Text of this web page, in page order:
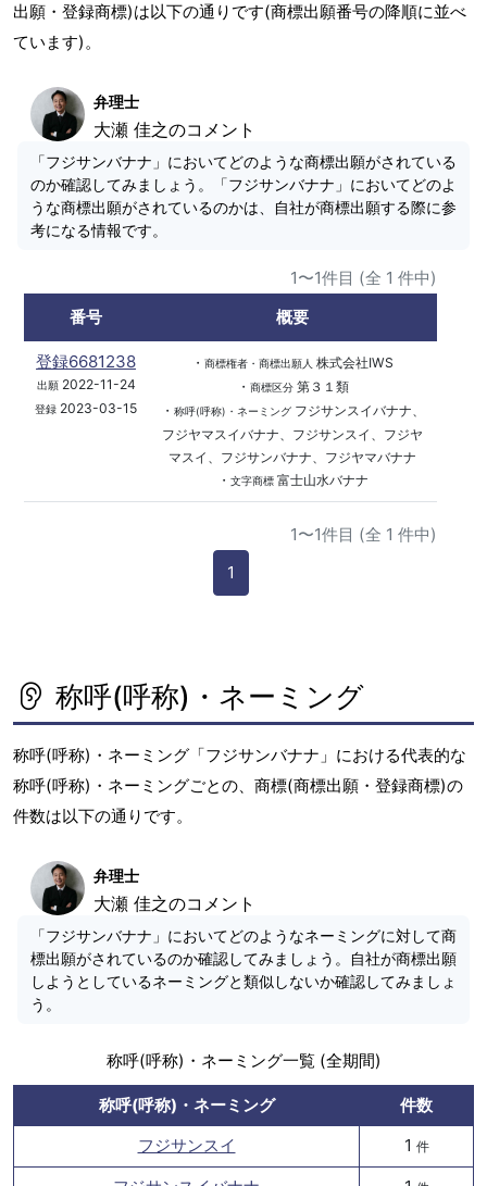
出願・登録商標)は以下の通りです(商標出願番号の降順に並べ
ています)。
弁理士
大瀬 佳之のコメント
「フジサンバナナ」においてどのような商標出願がされている
のか確認してみましょう。「フジサンバナナ」においてどのよ
うな商標出願がされているのかは、自社が商標出願する際に参
考になる情報です。
1〜1件目 (全 1 件中)
番号
概要
登録6681238
出願2022-11-24
登録 2023-03-15
・ 商標権者・商標出願人 株式会社IWS
・ 商標区分第３１類
・ 称呼(呼称)・ネーミングフジサンスイバナナ、
フジヤマスイバナナ、フジサンスイ、フジヤ
マスイ、フジサンバナナ、フジヤマバナナ
・ 文字商標富士山水バナナ
1〜1件目 (全 1 件中)
1
称呼(呼称)・ネーミング
称呼(呼称)・ネーミング「フジサンバナナ」における代表的な
称呼(呼称)・ネーミングごとの、商標(商標出願・登録商標)の
件数は以下の通りです。
弁理士
大瀬 佳之のコメント
「フジサンバナナ」においてどのようなネーミングに対して商
標出願がされているのか確認してみましょう。自社が商標出願
しようとしているネーミングと類似しないか確認してみましょ
う。
称呼(呼称)・ネーミング一覧 (全期間)
称呼(呼称)・ネーミング
件数
フジサンスイ
1 件